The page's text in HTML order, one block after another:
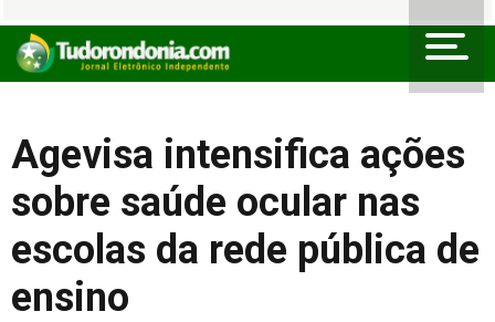
Agevisa intensifica ações
sobre saúde ocular nas
escolas da rede pública de
ensino